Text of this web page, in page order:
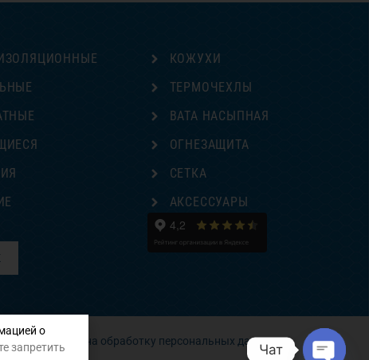
КОЖУХИ
ТЕРМОЧЕХЛЫ
ВАТА НАСЫПНАЯ
ОГНЕЗАЩИТА
СЕТКА
АКСЕССУАРЫ
Согласие на обработку персональных данных
Чат
о
запретить